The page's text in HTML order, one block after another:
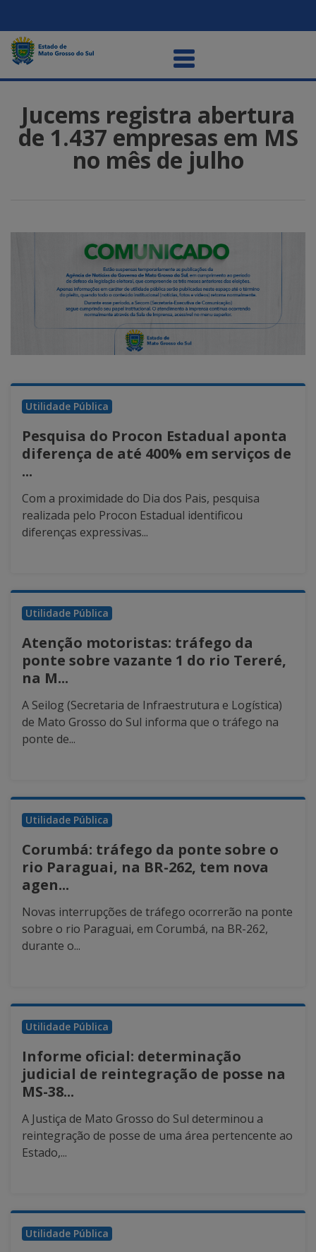
Jucems registra abertura
de 1.437 empresas em MS
no mês de julho
Utilidade Pública
Pesquisa do Procon Estadual aponta
diferença de até 400% em serviços de
...
Com a proximidade do Dia dos Pais, pesquisa
realizada pelo Procon Estadual identificou
diferenças expressivas...
Utilidade Pública
Atenção motoristas: tráfego da
ponte sobre vazante 1 do rio Tereré,
na M...
A Seilog (Secretaria de Infraestrutura e Logística)
de Mato Grosso do Sul informa que o tráfego na
ponte de...
Utilidade Pública
Corumbá: tráfego da ponte sobre o
rio Paraguai, na BR-262, tem nova
agen...
Novas interrupções de tráfego ocorrerão na ponte
sobre o rio Paraguai, em Corumbá, na BR-262,
durante o...
Utilidade Pública
Informe oficial: determinação
judicial de reintegração de posse na
MS-38...
A Justiça de Mato Grosso do Sul determinou a
reintegração de posse de uma área pertencente ao
Estado,...
Utilidade Pública